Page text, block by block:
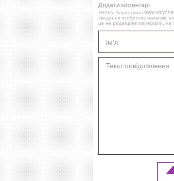
Додати коментар:
УВАГА! Користувач
зведення особистих рахунків,
це не редакційні матеріали, не